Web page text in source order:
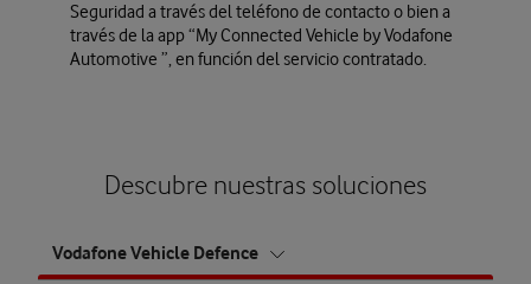
Seguridad a través del teléfono de contacto o bien a
través de la app “My Connected Vehicle by Vodafone
Automotive”, en función del servicio contratado.
Descubre nuestras soluciones
Vodafone Vehicle Defence